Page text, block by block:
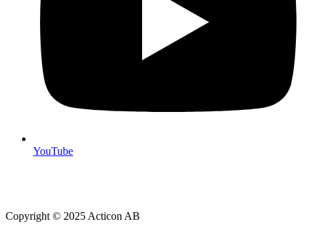
YouTube
Copyright © 2025 Acticon AB